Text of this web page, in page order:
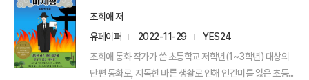
조희애 저
유페이퍼
2022-11-29
YES24
조희애 동화 작가가 쓴 초등학교 저학년(1~3학년) 대상의
단편 동화로, 지독한 바른 생활로 인해 인간미를 잃은 초등...